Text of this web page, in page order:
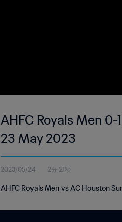
AHFC Royals Men 0-
23 May 2023
2023/05/24 2分 21秒
AHFC Royals Men vs AC Houston